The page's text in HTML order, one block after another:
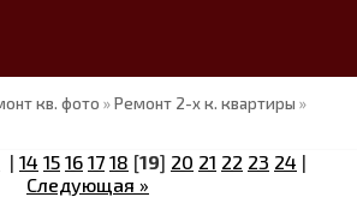
кв. фото »Ремонт 2-х к. квартиры »
| 14 15 16 17 18 [19] 20 21 22 23 24 |
Следующая »